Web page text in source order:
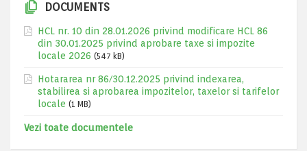
DOCUMENTS
HCL nr. 10 din 28.01.2026 privind modificare HCL 86
din 30.01.2025 privind aprobare taxe si impozite
locale 2026 (547 kB)
Hotararea nr 86/30.12.2025 privind indexarea,
stabilirea si aprobarea impozitelor, taxelor si tarifelor
locale (1 MB)
Vezi toate documentele